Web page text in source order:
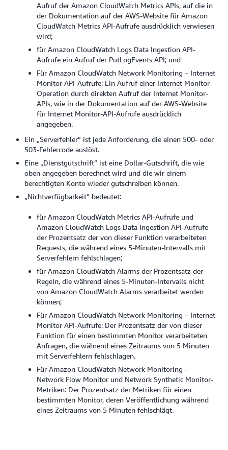
Aufruf der Amazon CloudWatch Metrics APIs, auf die in
der Dokumentation auf der AWS-Website für Amazon
CloudWatch Metrics API-Aufrufe ausdrücklich verwiesen
wird;
für Amazon CloudWatch Logs Data Ingestion API-
Aufrufe ein Aufruf der PutLogEvents API; und
Für Amazon CloudWatch Network Monitoring – Internet
Monitor API-Aufrufe: Ein Aufruf einer Internet Monitor-
Operation durch direkten Aufruf der Internet Monitor-
APIs, wie in der Dokumentation auf der AWS-Website
für Internet Monitor-API-Aufrufe ausdrücklich
angegeben.
Ein „Serverfehler” ist jede Anforderung, die einen 500- oder
503-Fehlercode auslöst.
Eine „Dienstgutschrift” ist eine Dollar-Gutschrift, die wie
oben angegeben berechnet wird und die wir einem
berechtigten Konto wieder gutschreiben können.
„Nichtverfügbarkeit” bedeutet:
für Amazon CloudWatch Metrics API-Aufrufe und
Amazon CloudWatch Logs Data Ingestion API-Aufrufe
der Prozentsatz der von dieser Funktion verarbeiteten
Requests, die während eines 5-Minuten-Intervalls mit
Serverfehlern fehlschlagen;
für Amazon CloudWatch Alarms der Prozentsatz der
Regeln, die während eines 5-Minuten-Intervalls nicht
von Amazon CloudWatch Alarms verarbeitet werden
können;
Für Amazon CloudWatch Network Monitoring – Internet
Monitor API-Aufrufe: Der Prozentsatz der von dieser
Funktion für einen bestimmten Monitor verarbeiteten
Anfragen, die während eines Zeitraums von 5 Minuten
mit Serverfehlern fehlschlagen.
Für Amazon CloudWatch Network Monitoring –
Network Flow Monitor und Network Synthetic Monitor-
Metriken: Der Prozentsatz der Metriken für einen
bestimmten Monitor, deren Veröffentlichung während
eines Zeitraums von 5 Minuten fehlschlägt.